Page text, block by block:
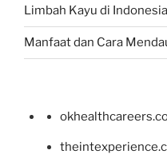
Limbah Kayu di Indonesia
Manfaat dan Cara